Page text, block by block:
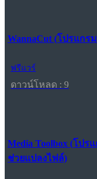
WannaCut (โปรแกร
ฟรีแวร์
ดาวน์โหลด : 9
Media Toolbox (โป
ช่วยแปลงไฟล์)